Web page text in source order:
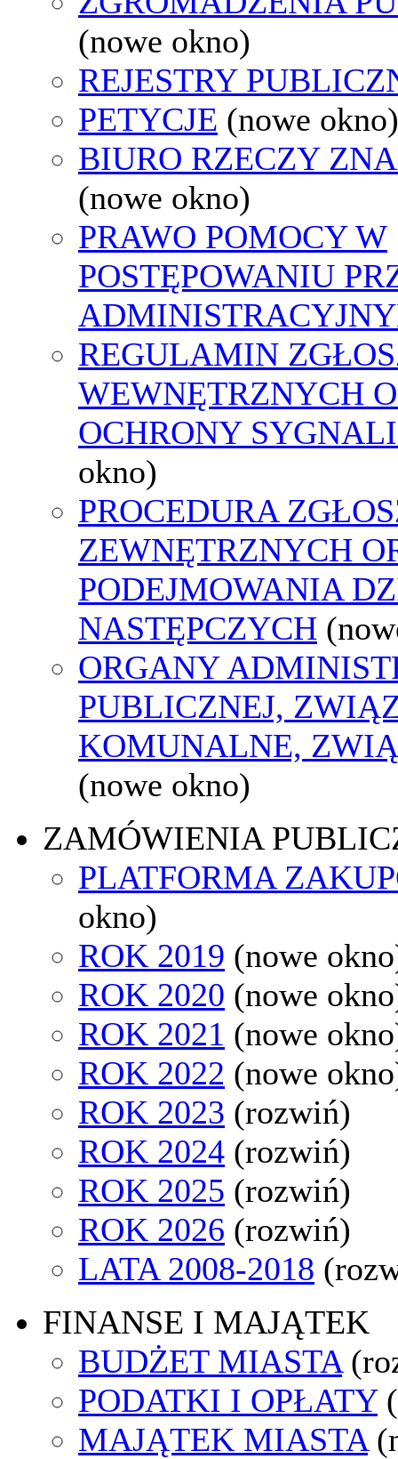
(nowe okno)
REJESTRY
PETYCJE (nowe okno)
BIURO RZECZY
(nowe okno)
PRAWO POMOCY W
POSTĘPOWANIU
REGULAMIN
WEWNĘTRZNYCH
OCHRONY
okno)
PROCEDURA
ZEWNĘTRZNYCH
PODEJMOWANIA
NASTĘPCZYCH
ORGANY
PUBLICZNEJ,
KOMUNALNE,
(nowe okno)
ZAMÓWIENIA
PLATFORMA
okno)
ROK 2019 (nowe
ROK 2020 (nowe
ROK 2021 (nowe
ROK 2022 (nowe
ROK 2023 (rozwiń)
ROK 2024 (rozwiń)
ROK 2025 (rozwiń)
ROK 2026 (rozwiń)
LATA 2008-2018
FINANSE I MAJĄTEK
BUDŻET MIASTA
PODATKI I OPŁATY
MAJĄTEK MIASTA